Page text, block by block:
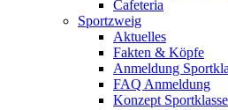
Cafeteria
Sportzweig
Aktuelles
Fakten & Köpfe
Anmeldung
FAQ Anmeldung
Konzept Sportklasse